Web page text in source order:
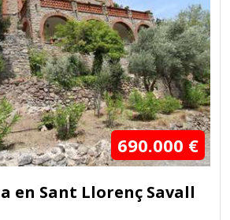
690.000 €
en Sant Llorenç Savall